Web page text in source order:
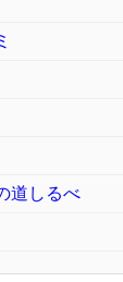
道しるべ